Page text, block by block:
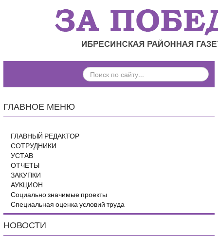
ПОИСК
ПО
ГЛАВНОЕ МЕНЮ
ГЛАВНЫЙ РЕДАКТОР
СОТРУДНИКИ
УСТАВ
ОТЧЕТЫ
ЗАКУПКИ
АУКЦИОН
Социально значимые проекты
Специальная оценка условий труда
НОВОСТИ